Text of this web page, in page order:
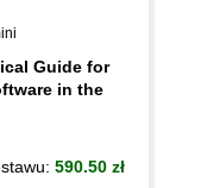
Guide for
in the
590.50 zł